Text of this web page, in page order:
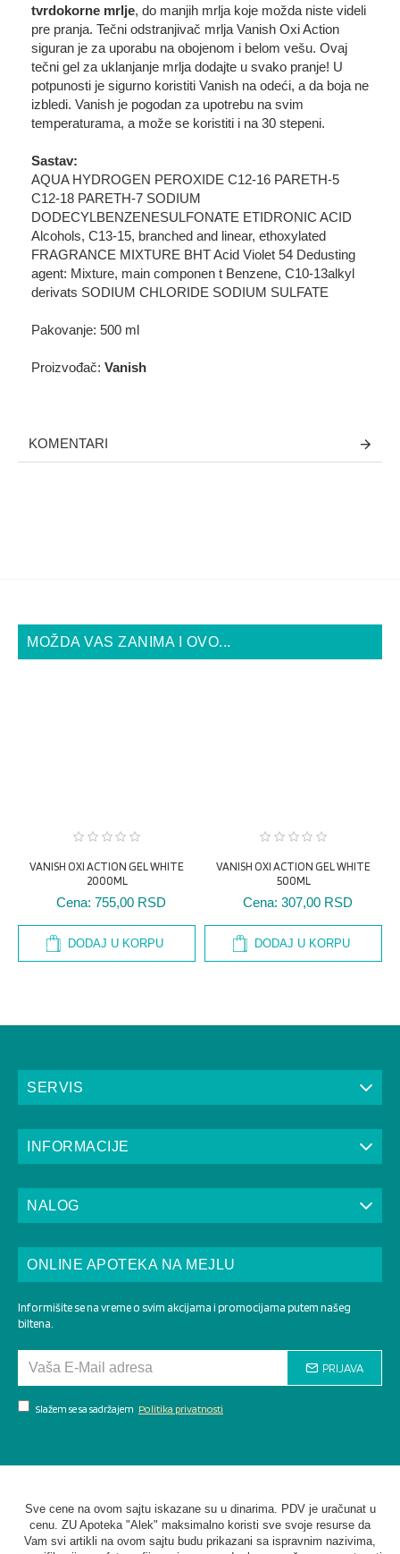
tvrdokorne mrlje, do manjih mrlja koje možda niste videli
pre pranja. Tečni odstranjivač mrlja Vanish Oxi Action
siguran je za uporabu na obojenom i belom vešu. Ovaj
tečni gel za uklanjanje mrlja dodajte u svako pranje! U
potpunosti je sigurno koristiti Vanish na odeći, a da boja ne
izbledi. Vanish je pogodan za upotrebu na svim
temperaturama, a može se koristiti i na 30 stepeni.
Sastav:
AQUA HYDROGEN PEROXIDE C12-16 PARETH-5
C12-18 PARETH-7 SODIUM
DODECYLBENZENESULFONATE ETIDRONIC ACID
Alcohols, C13-15, branched and linear, ethoxylated
FRAGRANCE MIXTURE BHT Acid Violet 54 Dedusting
agent: Mixture, main componen t Benzene, C10-13alkyl
derivats SODIUM CHLORIDE SODIUM SULFATE
Pakovanje: 500 ml
Proizvođač: Vanish
KOMENTARI
MOŽDA VAS ZANIMA I OVO...
VANISH OXI ACTION GEL WHITE
2000ML
Cena: 755,00 RSD
DODAJ U KORPU
VANISH OXI ACTION GEL WHITE
500ML
Cena: 307,00 RSD
DODAJ U KORPU
SERVIS
INFORMACIJE
NALOG
ONLINE APOTEKA NA MEJLU
Informišite se na vreme o svim akcijama i promocijama putem našeg
biltena.
PRIJAVA
Slažem se sa sadržajem Politika privatnosti
Sve cene na ovom sajtu iskazane su u dinarima. PDV je uračunat u
cenu. ZU Apoteka "Alek" maksimalno koristi sve svoje resurse da
Vam svi artikli na ovom sajtu budu prikazani sa ispravnim nazivima,